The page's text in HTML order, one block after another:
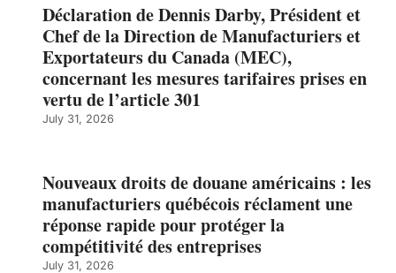
Déclaration de Dennis Darby, Président et
Chef de la Direction de Manufacturiers et
Exportateurs du Canada (MEC),
concernant les mesures tarifaires prises en
vertu de l’article 301
July 31, 2026
Nouveaux droits de douane américains : les
manufacturiers québécois réclament une
réponse rapide pour protéger la
compétitivité des entreprises
July 31, 2026